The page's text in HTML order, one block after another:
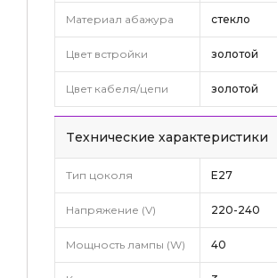
Материал абажура стекло
Цвет встройки золотой
Цвет кабеля/цепи золотой
Tехнические характеристики
Тип цоколя E27
Напряжение (V) 220-240
Мощность лампы (W) 40